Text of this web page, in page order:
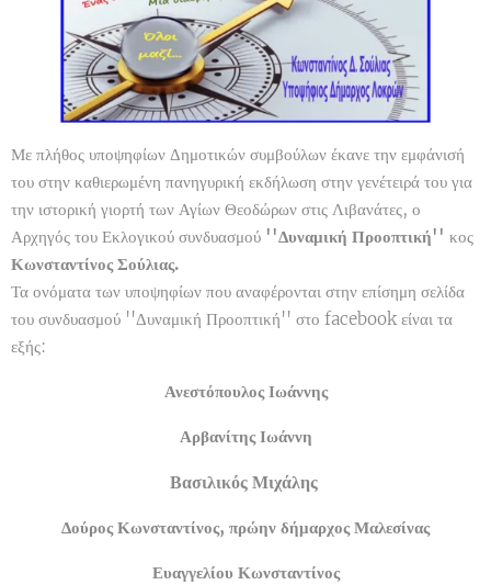
Με πλήθος υποψηφίων Δημοτικών συμβούλων έκανε την εμφάνισή
του στην καθιερωμένη πανηγυρική εκδήλωση στην γενέτειρά του για
την ιστορική γιορτή των Αγίων Θεοδώρων στις Λιβανάτες, ο
Αρχηγός του Εκλογικού συνδυασμού ''Δυναμική Προοπτική'' κος
Κωνσταντίνος Σούλιας.
Τα ονόματα των υποψηφίων που αναφέρονται στην επίσημη σελίδα
του συνδυασμού ''Δυναμική Προοπτική'' στο facebook είναι τα
εξής:
Ανεστόπουλος Ιωάννης
Αρβανίτης Ιωάννη
Βασιλικός Μιχάλης
Δούρος Κωνσταντίνος, πρώην δήμαρχος Μαλεσίνας
Ευαγγελίου Κωνσταντίνος